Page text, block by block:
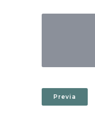
Previa